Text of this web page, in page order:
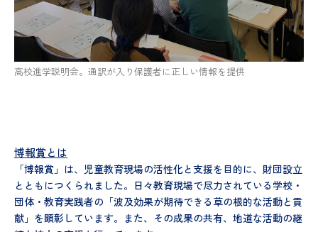
高校進学説明会。通訳が入り保護者に正しい情報を提供
博報賞とは
「博報賞」は、児童教育現場の活性化と支援を目的に、財団設立
とともにつくられました。日々教育現場で尽力されている学校・
団体・教育実践者の「波及効果が期待できる草の根的な活動と貢
献」を顕彰しています。また、その成果の共有、地道な活動の継